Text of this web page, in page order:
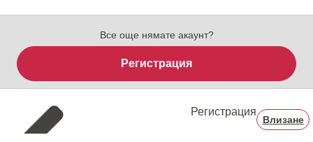
Все още нямате акаунт?
Регистрация
Регистрация
Влизане